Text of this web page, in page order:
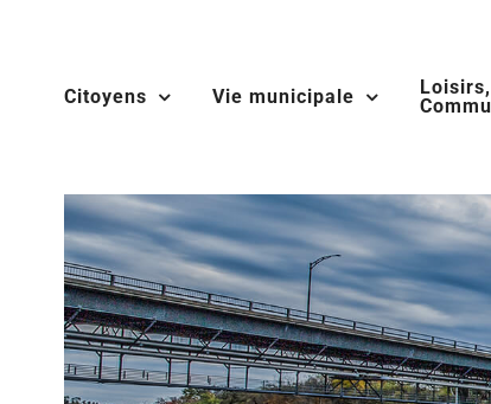
contentCitoyens Vie municipale